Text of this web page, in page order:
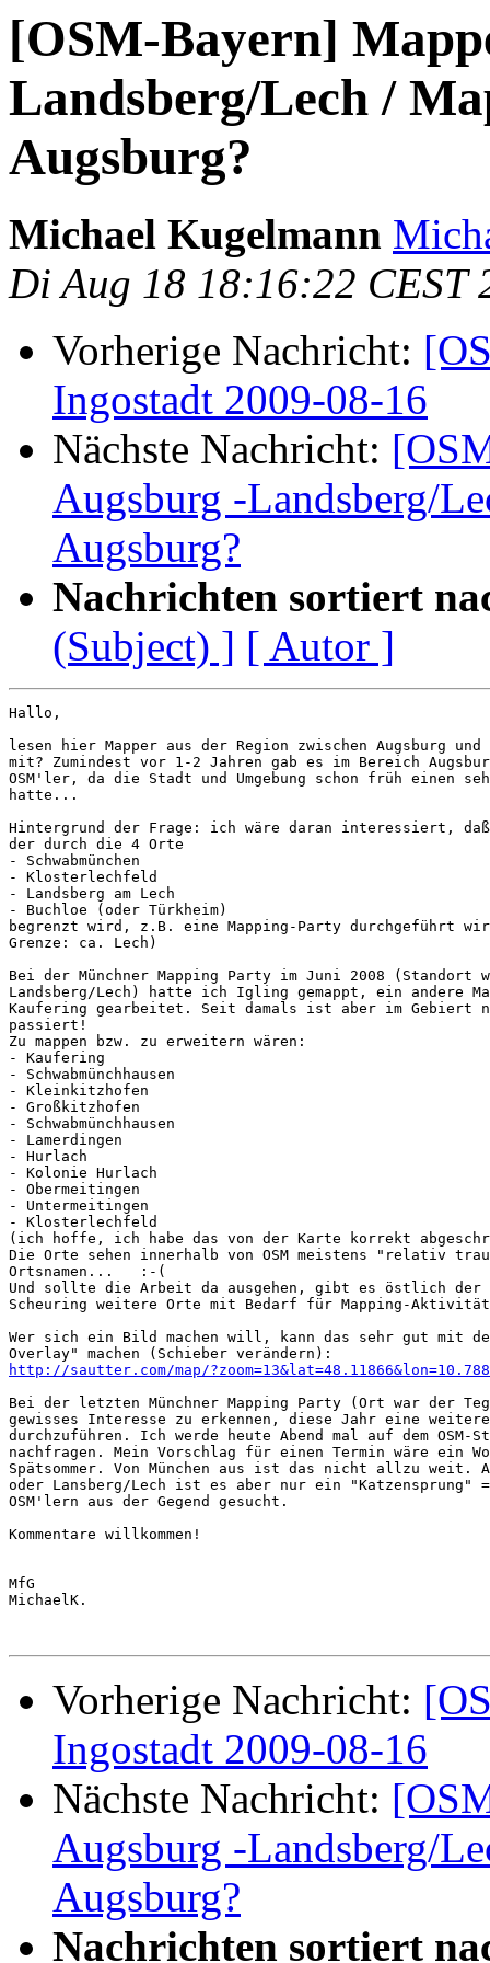
[OSM-Bayern]
Landsberg/Lech /
Augsburg?
Michael Kugelmann
Di Aug 18 18:16:22 CEST
Vorherige Nachricht:
Ingostadt 2009-08-16
Nächste Nachricht:
Augsburg -Landsberg/
Augsburg?
Nachrichten sortiert
(Subject) ] [ Autor ]
Hallo,
lesen hier Mapper aus der Region zwischen Augsburg
mit? Zumindest vor 1-2 Jahren gab es im Bereich
OSM'ler, da die Stadt und Umgebung schon früh einen
hatte...
Hintergrund der Frage: ich wäre daran interessiert,
der durch die 4 Orte
- Schwabmünchen
- Klosterlechfeld
- Landsberg am Lech
- Buchloe (oder Türkheim)
begrenzt wird, z.B. eine Mapping-Party durchgeführt
Grenze: ca. Lech)
Bei der Münchner Mapping Party im Juni 2008 (Standort
Landsberg/Lech) hatte ich Igling gemappt, ein andere
Kaufering gearbeitet. Seit damals ist aber im Gebiert
passiert!
Zu mappen bzw. zu erweitern wären:
- Kaufering
- Schwabmünchhausen
- Kleinkitzhofen
- Großkitzhofen
- Schwabmünchhausen
- Lamerdingen
- Hurlach
- Kolonie Hurlach
- Obermeitingen
- Untermeitingen
- Klosterlechfeld
(ich hoffe, ich habe das von der Karte korrekt
Die Orte sehen innerhalb von OSM meistens "relativ
Ortsnamen...   :-(
Und sollte die Arbeit da ausgehen, gibt es östlich
Scheuring weitere Orte mit Bedarf für Mapping-
Wer sich ein Bild machen will, kann das sehr gut mit
http://sautter.com/map/
Bei der letzten Münchner Mapping Party (Ort war der
gewisses Interesse zu erkennen, diese Jahr eine
durchzuführen. Ich werde heute Abend mal auf dem OSM-
nachfragen. Mein Vorschlag für einen Termin wäre ein
Spätsommer. Von München aus ist das nicht allzu weit.
oder Lansberg/Lech ist es aber nur ein "Katzensprung"
OSM'lern aus der Gegend gesucht.
Kommentare willkommen!
MfG
MichaelK.
Vorherige Nachricht:
Ingostadt 2009-08-16
Nächste Nachricht:
Augsburg -Landsberg/
Augsburg?
Nachrichten sortiert